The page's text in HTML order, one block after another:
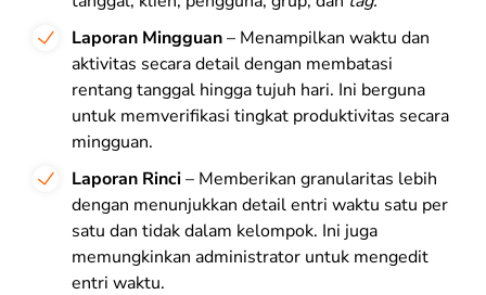
Laporan Mingguan– Menampilkan waktu dan
aktivitas secara detail dengan membatasi
rentang tanggal hingga tujuh hari. Ini berguna
untuk memverifikasi tingkat produktivitas secara
mingguan.
Laporan Rinci– Memberikan granularitas lebih
dengan menunjukkan detail entri waktu satu per
satu dan tidak dalam kelompok. Ini juga
memungkinkan administrator untuk mengedit
entri waktu.